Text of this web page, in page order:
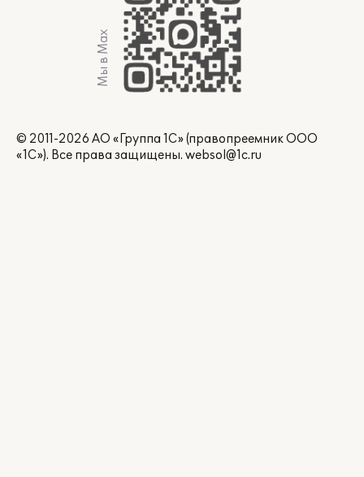
Мы в Max
© 2011-2026 АО «Группа 1С» (правопреемник ООО
«1С»). Все права защищены. websol@1c.ru